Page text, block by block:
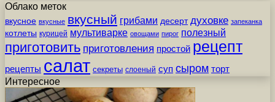
Облако меток
вкусное вкусные вкусный грибами десерт духовке запеканка
котлеты курицей мультиварке овощами пирог полезный
приготовить приготовления простой рецепт
рецепты салат секреты слоеный суп сыром торт
Интересное